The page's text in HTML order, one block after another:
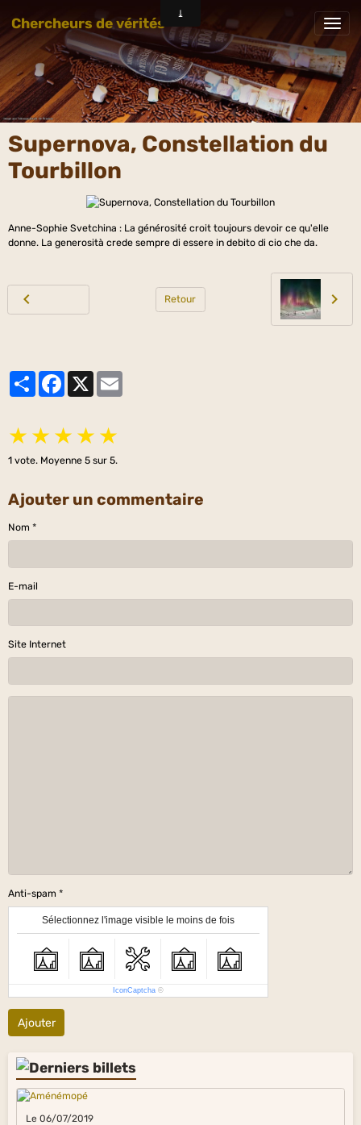
Chercheurs de vérités
Supernova, Constellation du
Tourbillon
Anne-Sophie Svetchina : La générosité croit toujours devoir ce qu'elle
donne. La generosità crede sempre di essere in debito di cio che da.
Retour
PartagerFacebook
★ ★ ★ ★ ★
1 vote. Moyenne 5 sur 5.
Ajouter un commentaire
Nom
E-mail
Site Internet
Anti-spam
Sélectionnez l'image visible le moins de fois
IconCaptcha ©
Ajouter
Le 06/07/2019